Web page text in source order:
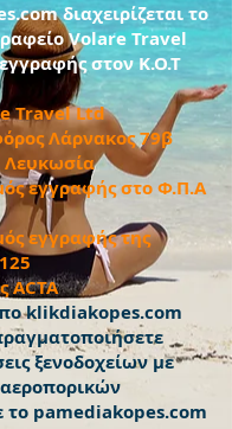
διαχειρίζεται το
Volare Travel
στον Κ.Ο.Τ
Travel Ltd
79β
στο Φ.Π.Α
της
klikdiakopes.com
ξενοδοχείων με
το pamediakopes.com